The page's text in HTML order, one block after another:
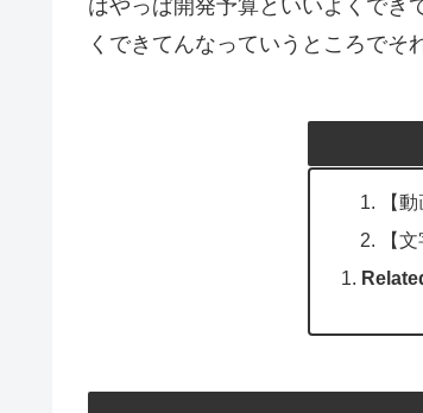
はやっぱ開発予算といいよくでき
くできてんなっていうところで
【
【